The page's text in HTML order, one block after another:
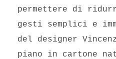
permettere di
gesti semplici e
del designer
piano in cartone